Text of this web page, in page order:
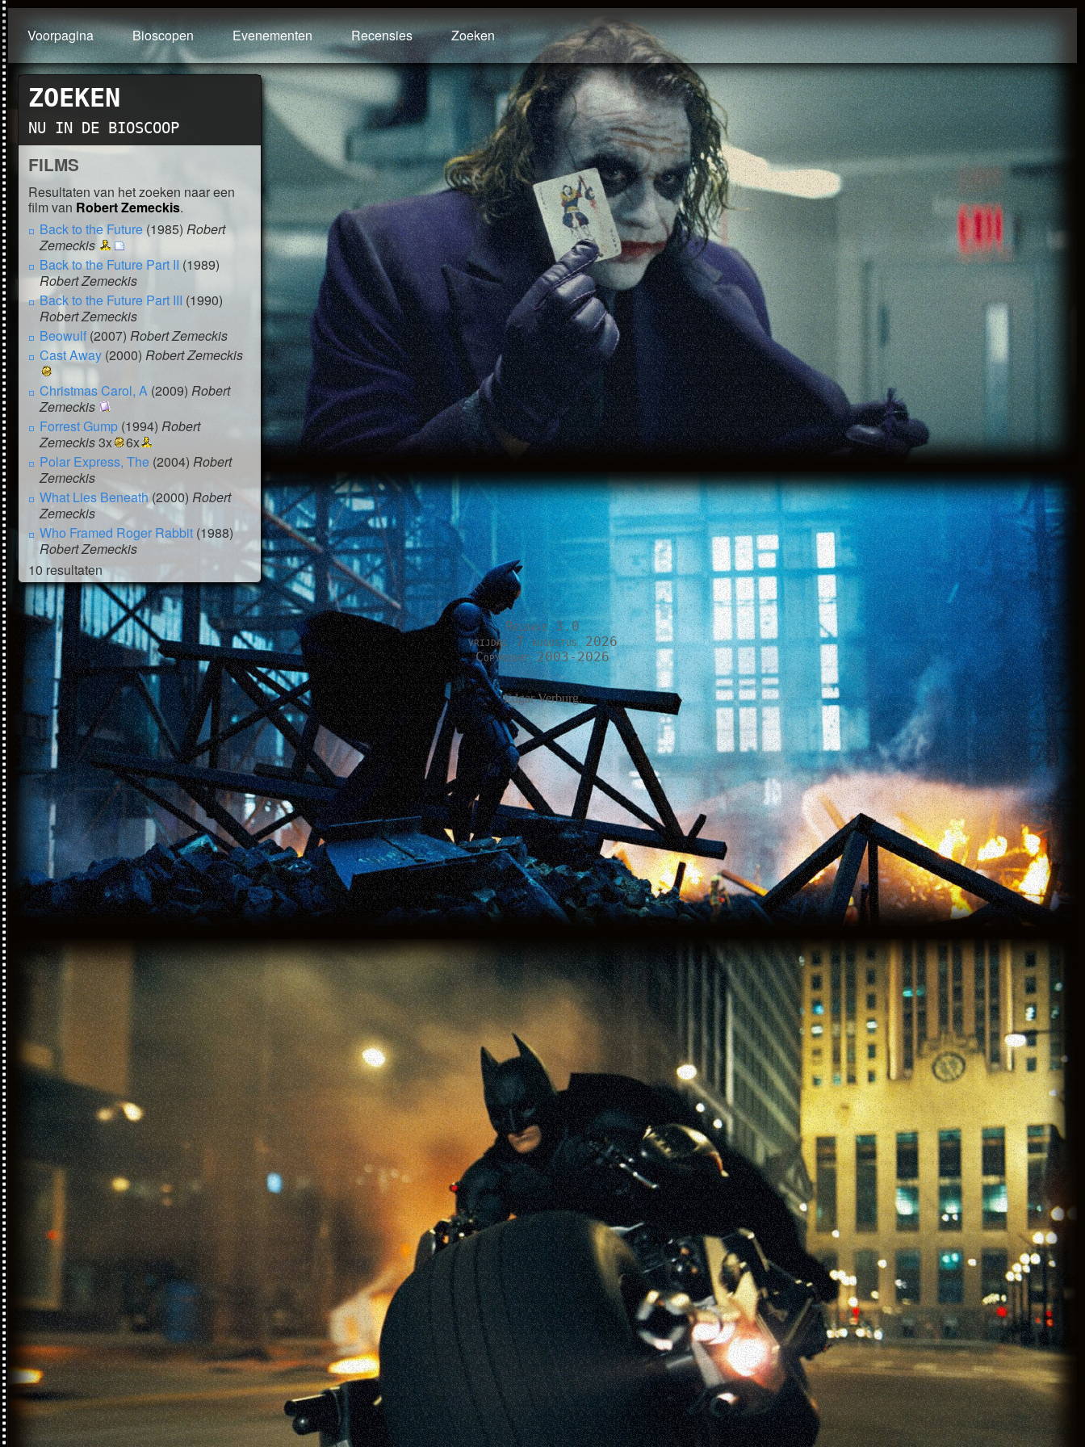
Voorpagina Bioscopen Evenementen Recensies Zoeken
ZOEKEN
NU IN DE BIOSCOOP
FILMS
Resultaten van het zoeken naar een
film van Robert Zemeckis.
Back to the Future(1985) Robert
Zemeckis
Back to the Future Part II (1989)
Robert Zemeckis
Back to the Future Part III (1990)
Robert Zemeckis
Beowulf (2007) Robert Zemeckis
Cast Away (2000) Robert Zemeckis
Christmas Carol, A (2009) Robert
Zemeckis
Forrest Gump (1994) Robert
Zemeckis3x
6x
Polar Express, The (2004) Robert
Zemeckis
What Lies Beneath(2000) Robert
Zemeckis
Who Framed Roger Rabbit (1988)
Robert Zemeckis
10 resultaten
Release 3.0
vrijdag 7 augustus 2026
Copyright 2003-2026
Edgar Verburg.